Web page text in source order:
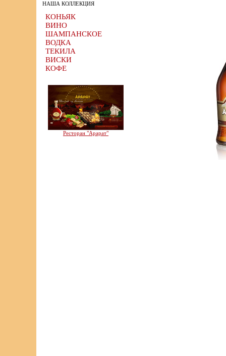
НАША КОЛЛЕКЦИЯ
КОНЬЯК
ВИНО
ШАМПАНСКОЕ
ВОДКА
ТЕКИЛА
ВИСКИ
КОФЕ
Ресторан "Арарат"